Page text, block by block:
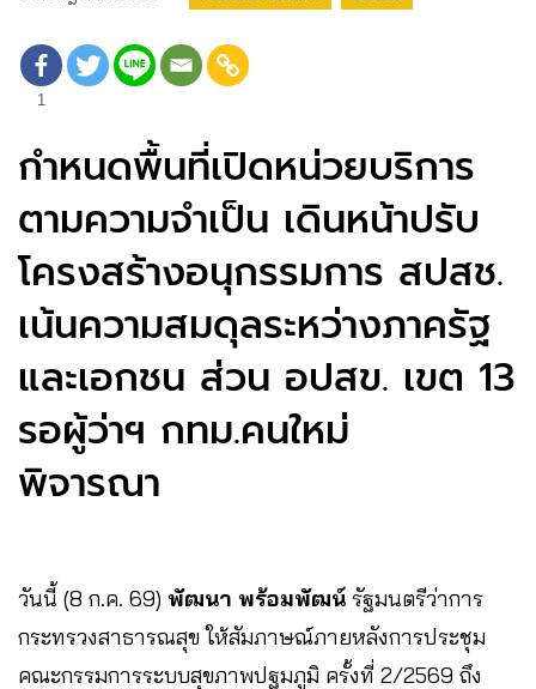
1
กำหนดพื้นที่เปิดหน่วยบริการ
ตามความจำเป็น เดินหน้าปรับ
โครงสร้างอนุกรรมการ สปสช.
เน้นความสมดุลระหว่างภาครัฐ
และเอกชน ส่วน อปสข. เขต 13
รอผู้ว่าฯ กทม.คนใหม่
พิจารณา
วันนี้ (8 ก.ค. 69) พัฒนา พร้อมพัฒน์ รัฐมนตรีว่าการ
กระทรวงสาธารณสุข ให้สัมภาษณ์ภายหลังการประชุม
คณะกรรมการระบบสุขภาพปฐมภูมิ ครั้งที่ 2/2569 ถึง